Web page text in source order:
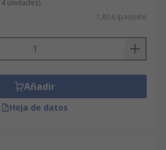
unidades)
1,80 €/paquete
Añadir
Hoja de datos